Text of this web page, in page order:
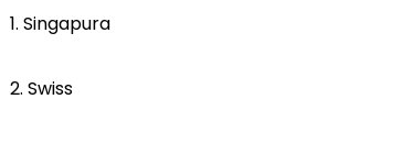
1. Singapura
2. Swiss